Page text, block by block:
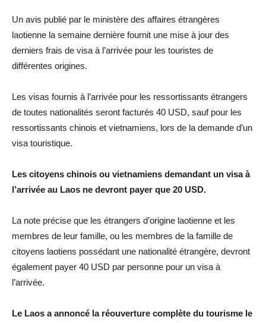
Un avis publié par le ministère des affaires étrangères
laotienne la semaine dernière fournit une mise à jour des
derniers frais de visa à l’arrivée pour les touristes de
différentes origines.
Les visas fournis à l’arrivée pour les ressortissants étrangers
de toutes nationalités seront facturés 40 USD, sauf pour les
ressortissants chinois et vietnamiens, lors de la demande d’un
visa touristique.
Les citoyens chinois ou vietnamiens demandant un visa à
l’arrivée au Laos ne devront payer que 20 USD.
La note précise que les étrangers d’origine laotienne et les
membres de leur famille, ou les membres de la famille de
citoyens laotiens possédant une nationalité étrangère, devront
également payer 40 USD par personne pour un visa à
l’arrivée.
Le Laos a annoncé la réouverture complète du tourisme le